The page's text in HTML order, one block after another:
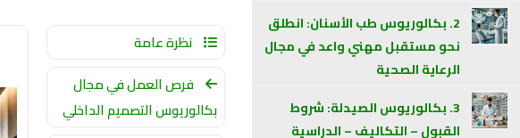
2. بكالوريوس طب الأسنان: انطلق
نحو مستقبل مهني واعد في مجال
الرعاية الصحية
3. بكالوريوس الصيدلة: شروط
القبول – التكاليف – الدراسية
نظرة عامة
فرص العمل في مجال
بكالوريوس التصميم الداخلي